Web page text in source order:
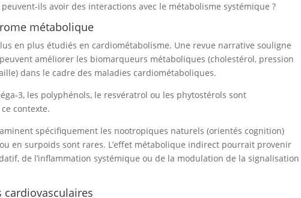
ils avoir des interactions avec le métabolisme systémique ?
métabolique
en plus étudiés en cardiométabolisme. Une revue narrative souligne
améliorer les biomarqueurs métaboliques (cholestérol, pression
dans le cadre des maladies cardiométaboliques.
3, les polyphénols, le resvératrol ou les phytostérols sont
contexte.
spécifiquement les nootropiques naturels (orientés cognition)
en surpoids sont rares. L’effet métabolique indirect pourrait provenir
de l’inflammation systémique ou de la modulation de la signalisation
cardiovasculaires